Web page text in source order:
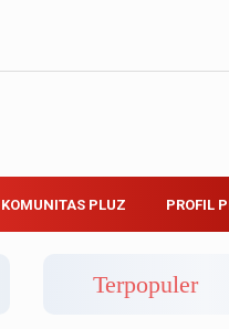
KOMUNITAS PLUZ PROFIL
Terpopuler